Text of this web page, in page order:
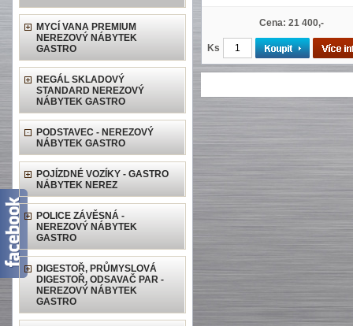
MYCÍ VANA PREMIUM
NEREZOVÝ NÁBYTEK
GASTRO
REGÁL SKLADOVÝ
STANDARD NEREZOVÝ
NÁBYTEK GASTRO
PODSTAVEC - NEREZOVÝ
NÁBYTEK GASTRO
POJÍZDNÉ VOZÍKY - GASTRO
NÁBYTEK NEREZ
POLICE ZÁVĚSNÁ -
NEREZOVÝ NÁBYTEK
GASTRO
DIGESTOŘ, PRŮMYSLOVÁ
DIGESTOŘ, ODSAVAČ PAR -
NEREZOVÝ NÁBYTEK
GASTRO
Cena: 21 400,-
Ks